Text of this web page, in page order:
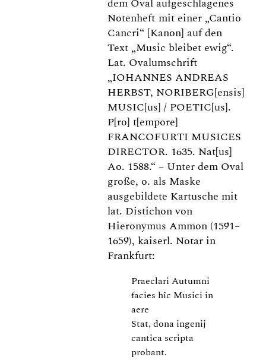
dem Oval aufgeschlagenes
Notenheft mit einer „Cantio
Cancri“ [Kanon] auf den
Text „Music bleibet ewig“.
Lat. Ovalumschrift
„IOHANNES ANDREAS
HERBST, NORIBERG[ensis]
MUSIC[us] / POETIC[us].
P[ro] t[empore]
FRANCOFURTI MUSICES
DIRECTOR. 1635. Nat[us]
Ao. 1588.“ – Unter dem Oval
große, o. als Maske
ausgebildete Kartusche mit
lat. Distichon von
Hieronymus Ammon (1591–
1659), kaiserl. Notar in
Frankfurt:
Praeclari Autumni
facies hîc Musici in
aere
Stat, dona ingenij
cantica scripta
probant.